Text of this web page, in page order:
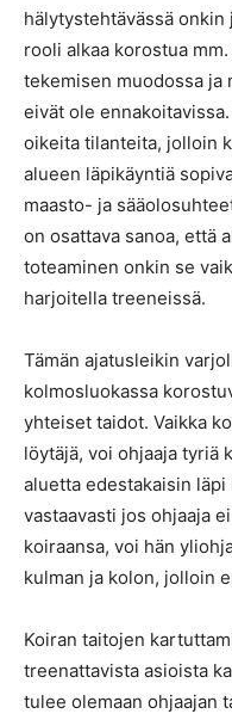
hälytystehtävässä
rooli alkaa korostua
tekemisen muodossa ja
eivät ole
oikeita tilanteita, jolloin
alueen läpikäyntiä
maasto- ja
on osattava sanoa, että
toteaminen onkin se
harjoitella treeneissä.
Tämän ajatusleikin
kolmosluokassa
yhteiset taidot. Vaikka
löytäjä, voi ohjaaja tyriä
aluetta edestakaisin läpi
vastaavasti jos ohjaaja
koiraansa, voi hän
kulman ja kolon, jolloin
Koiran taitojen
treenattavista asioista
tulee olemaan ohjaajan